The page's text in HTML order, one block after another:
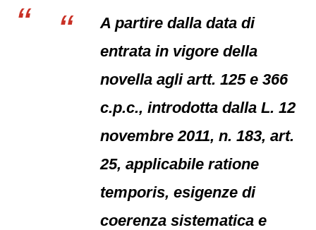
A partire dalla data di
entrata in vigore della
novella agli artt. 125 e 366
c.p.c., introdotta dalla L. 12
novembre 2011, n. 183, art.
25, applicabile ratione
temporis, esigenze di
coerenza sistematica e